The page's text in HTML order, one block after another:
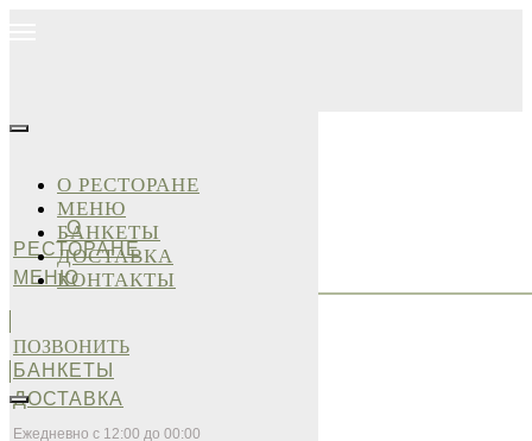
О
РЕСТОРАНЕ
МЕНЮ
БАНКЕТЫ
ДОСТАВКА
Ежедневно с 12:00 до 00:00
О РЕСТОРАНЕ
МЕНЮ
БАНКЕТЫ
ДОСТАВКА
КОНТАКТЫ
ПОЗВОНИТЬ